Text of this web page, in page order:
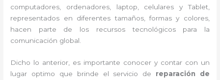
computadores, ordenadores, laptop, celulares y Tablet,
representados en diferentes tamaños, formas y colores,
hacen parte de los recursos tecnológicos para la
comunicación global.
Dicho lo anterior, es importante conocer y contar con un
lugar optimo que brinde el servicio de reparación de